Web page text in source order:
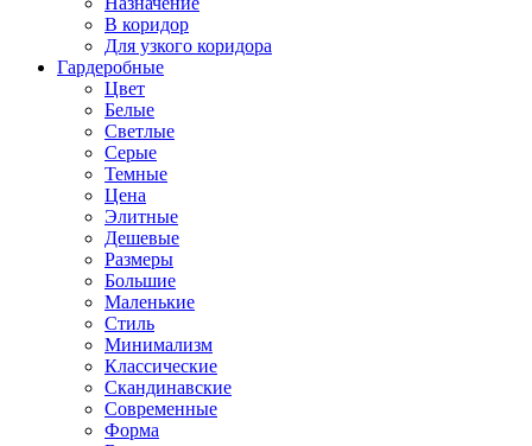
В коридор
Для узкого коридора
Гардеробные
Цвет
Белые
Светлые
Серые
Темные
Цена
Элитные
Дешевые
Размеры
Большие
Маленькие
Стиль
Минимализм
Классические
Скандинавские
Современные
Форма